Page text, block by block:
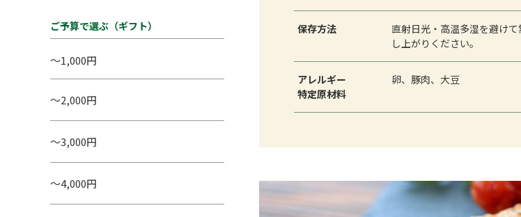
保存方法
直射日光・高温多湿を避け
し上がりください。
アレルギー
特定原材料
卵、豚肉、大豆
ご予算で選ぶ（ギフト）
～1,000円
～2,000円
～3,000円
～4,000円